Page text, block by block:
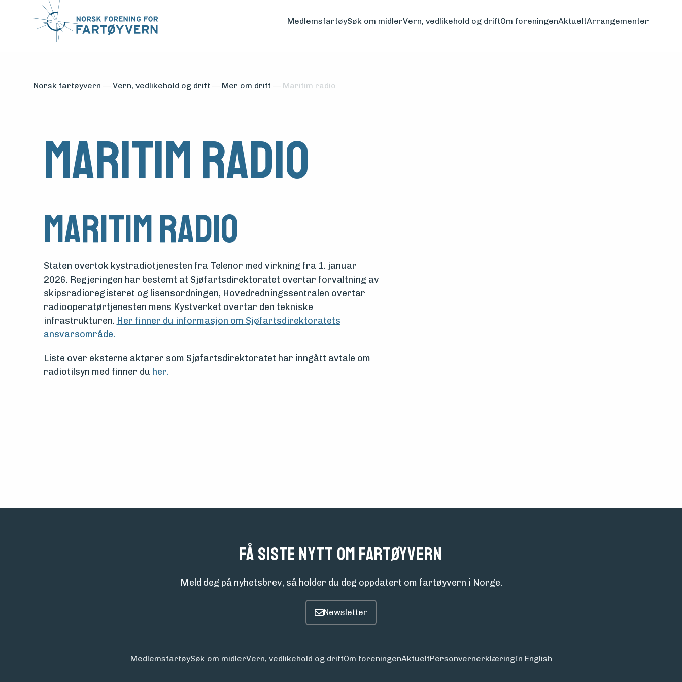
MedlemsfartøySøk om midlerVern, vedlikehold og driftOm foreningenAktueltArrangementer
Medlemsfartøy
midler
vedlikehold
drift
foreningen
Norsk fartøyvern — Vern, vedlikehold og drift — Mer om drift — Maritim radio
Maritim radio
Maritim radio
Staten overtok kystradiotjenesten fra Telenor med virkning fra 1. januar
2026. Regjeringen har bestemt at Sjøfartsdirektoratet overtar forvaltning av
skipsradioregisteret og lisensordningen, Hovedredningssentralen overtar
radiooperatørtjenesten mens Kystverket overtar den tekniske
infrastrukturen. Her finner du informasjon om Sjøfartsdirektoratets
ansvarsområde.
Liste over eksterne aktører som Sjøfartsdirektoratet har inngått avtale om
radiotilsyn med finner du her.
Få siste nytt om fartøyvern
Meld deg på nyhetsbrev, så holder du deg oppdatert om fartøyvern i Norge.
MedlemsfartøySøk om midlerVern, vedlikehold og driftOm foreningenAktueltPersonvern­erklæringIn English